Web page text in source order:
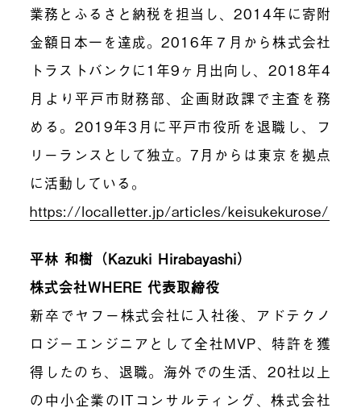
業務とふるさと納税を担当し、2014年に寄附
金額日本一を達成。2016年７月から株式会社
トラストバンクに1年9ヶ月出向し、2018年4
月より平戸市財務部、企画財政課で主査を務
める。2019年3月に平戸市役所を退職し、フ
リーランスとして独立。7月からは東京を拠点
に活動している。
https://localletter.jp/articles/keisukekurose/
平林 和樹（Kazuki Hirabayashi）
株式会社WHERE 代表取締役
新卒でヤフー株式会社に入社後、アドテクノ
ロジーエンジニアとして全社MVP、特許を獲
得したのち、退職。海外での生活、20社以上
の中小企業のITコンサルティング、株式会社